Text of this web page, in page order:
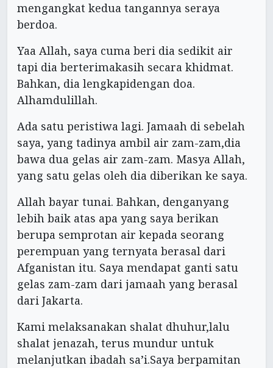
mengangkat kedua tangannya seraya
berdoa.
Yaa Allah, saya cuma beri dia sedikit air
tapi dia berterimakasih secara khidmat.
Bahkan, dia lengkapidengan doa.
Alhamdulillah.
Ada satu peristiwa lagi. Jamaah di sebelah
saya, yang tadinya ambil air zam-zam,dia
bawa dua gelas air zam-zam. Masya Allah,
yang satu gelas oleh dia diberikan ke saya.
Allah bayar tunai. Bahkan, denganyang
lebih baik atas apa yang saya berikan
berupa semprotan air kepada seorang
perempuan yang ternyata berasal dari
Afganistan itu. Saya mendapat ganti satu
gelas zam-zam dari jamaah yang berasal
dari Jakarta.
Kami melaksanakan shalat dhuhur,lalu
shalat jenazah, terus mundur untuk
melanjutkan ibadah sa’i.Saya berpamitan